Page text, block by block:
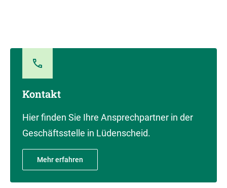
Kontakt
Hier finden Sie Ihre Ansprechpartner in der
Geschäftsstelle in Lüdenscheid.
Mehr erfahren